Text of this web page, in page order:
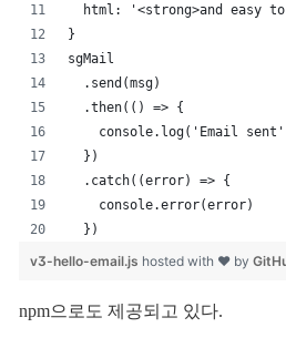
html: '<strong>and easy
}
sgMail
  .send(msg)
  .then(() => {
console.log('Email
  })
  .catch((error) => {
    console.error(error)
  })
v3-hello-email.js hosted with ❤ by
npm으로도 제공되고 있다.